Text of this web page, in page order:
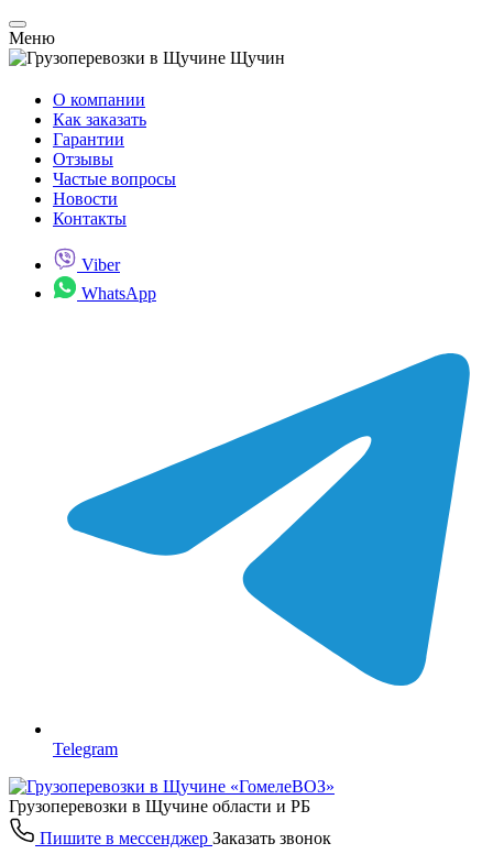
Меню
Щучин
О компании
Как заказать
Гарантии
Отзывы
Частые вопросы
Новости
Контакты
Viber
WhatsApp
Telegram
Грузоперевозки в Щучине области и РБ
Пишите в мессенджер Заказать звонок